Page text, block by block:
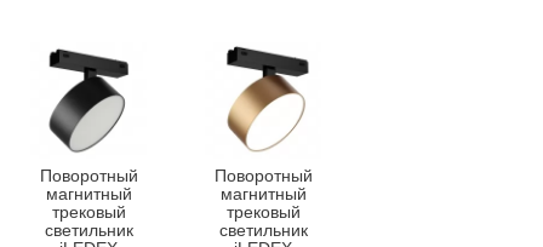
Поворотный
магнитный
трековый
светильник
Поворотный
магнитный
трековый
светильник